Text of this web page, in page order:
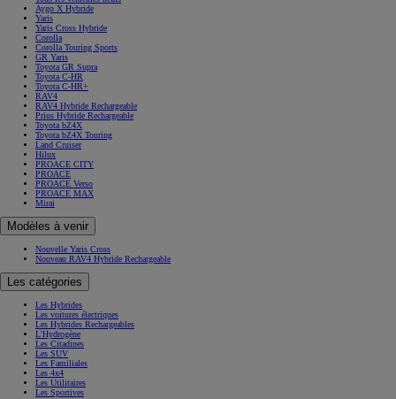
Aygo X Hybride
Yaris
Yaris Cross Hybride
Corolla
Corolla Touring Sports
GR Yaris
Toyota GR Supra
Toyota C-HR
Toyota C-HR+
RAV4
RAV4 Hybride Rechargeable
Prius Hybride Rechargeable
Toyota bZ4X
Toyota bZ4X Touring
Land Cruiser
Hilux
PROACE CITY
PROACE
PROACE Verso
PROACE MAX
Mirai
Modèles à venir
Nouvelle Yaris Cross
Nouveau RAV4 Hybride Rechargeable
Les catégories
Les Hybrides
Les voitures électriques
Les Hybrides Rechargeables
L'Hydrogène
Les Citadines
Les SUV
Les Familiales
Les 4x4
Les Utilitaires
Les Sportives